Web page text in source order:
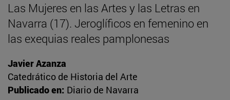
Las Mujeres en las Artes y las Letras en
Navarra (17). Jeroglíficos en femenino en
las exequias reales pamplonesas
Javier Azanza
Catedrático de Historia del Arte
Publicado en: Diario de Navarra